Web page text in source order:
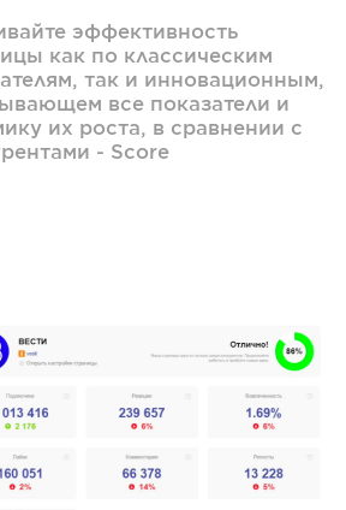
эффективность
как по классическим
так и инновационным,
все показатели и
их роста, в сравнении с
- Score